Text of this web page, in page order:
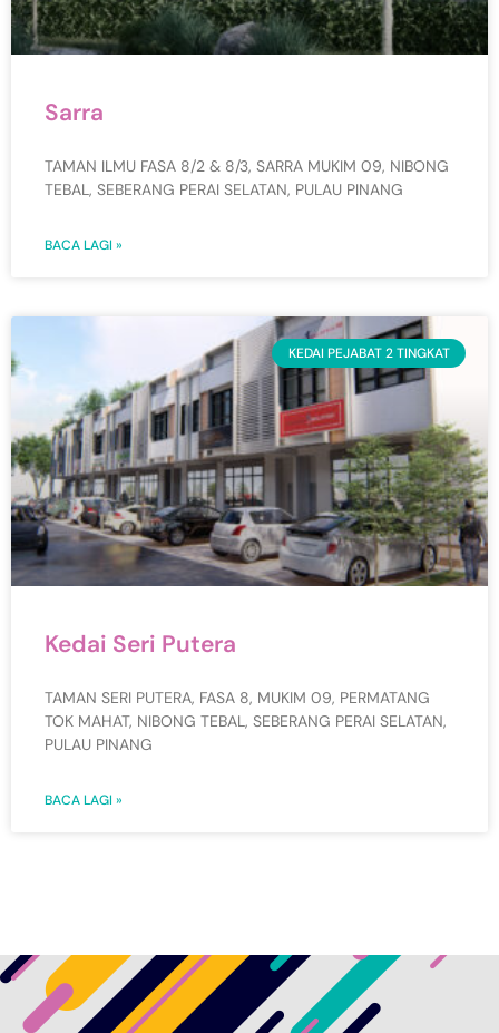
Sarra
TAMAN ILMU FASA 8/2 & 8/3, SARRA MUKIM 09, NIBONG
TEBAL, SEBERANG PERAI SELATAN, PULAU PINANG
BACA LAGI »
KEDAI PEJABAT 2 TINGKAT
Kedai Seri Putera
TAMAN SERI PUTERA, FASA 8, MUKIM 09, PERMATANG
TOK MAHAT, NIBONG TEBAL, SEBERANG PERAI SELATAN,
PULAU PINANG
BACA LAGI »